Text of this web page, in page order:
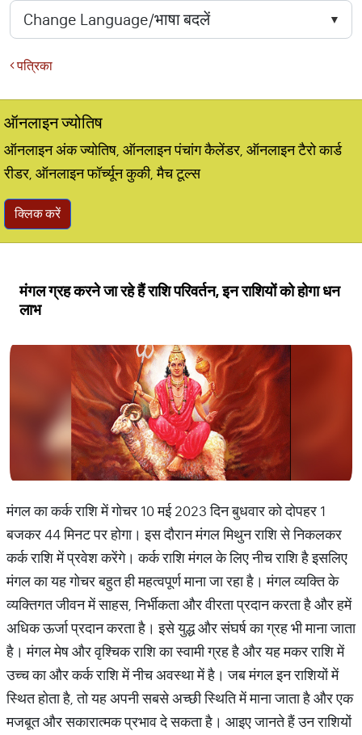
पत्रिका
ऑनलाइन ज्योतिष
ऑनलाइन अंक ज्योतिष, ऑनलाइन पंचांग कैलेंडर, ऑनलाइन टैरो कार्ड
रीडर, ऑनलाइन फॉर्च्यून कुकी, मैच टूल्स
क्लिक करें
मंगल ग्रह करने जा रहे हैं राशि परिवर्तन, इन राशियों को होगा धन
लाभ
मंगल का कर्क राशि में गोचर 10 मई 2023 दिन बुधवार को दोपहर 1
बजकर 44 मिनट पर होगा। इस दौरान मंगल मिथुन राशि से निकलकर
कर्क राशि में प्रवेश करेंगे। कर्क राशि मंगल के लिए नीच राशि है इसलिए
मंगल का यह गोचर बहुत ही महत्वपूर्ण माना जा रहा है। मंगल व्यक्ति के
व्यक्तिगत जीवन में साहस, निर्भीकता और वीरता प्रदान करता है और हमें
अधिक ऊर्जा प्रदान करता है। इसे युद्ध और संघर्ष का ग्रह भी माना जाता
है। मंगल मेष और वृश्चिक राशि का स्वामी ग्रह है और यह मकर राशि में
उच्च का और कर्क राशि में नीच अवस्था में है। जब मंगल इन राशियों में
स्थित होता है, तो यह अपनी सबसे अच्छी स्थिति में माना जाता है और एक
मजबूत और सकारात्मक प्रभाव दे सकता है। आइए जानते हैं उन राशियों